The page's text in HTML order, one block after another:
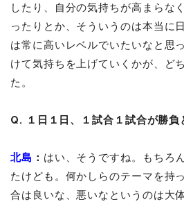
したり、自分の気持ちが高まらな
ったりとか、そういうのは本当に
は常に高いレベルでいたいなと思
けて気持ちを上げていくかが、ど
た。
Q. １日１日、１試合１試合が勝負
北島 ： はい、そうですね。もちろ
たけども。何かしらのテーマを持
合は良いな、悪いなというのは大